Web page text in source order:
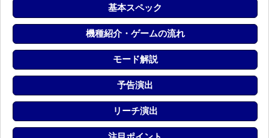
基本スペック
機種紹介・ゲームの流れ
モード解説
予告演出
リーチ演出